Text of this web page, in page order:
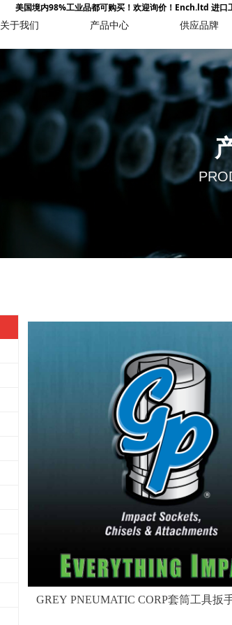
关于我们 产品中心 供应品牌
美国境内98%工业品都可购买！欢迎询价！Ench.ltd
GREY PNEUMATIC CORP套筒工具扳